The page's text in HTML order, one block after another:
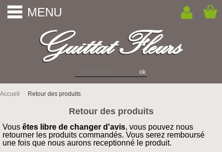
MENU
Accueil Retour des produits
Retour des produits
Vous êtes libre de changer d'avis, vous pouvez nous
retourner les produits commandés. Vous serez remboursé
une fois que nous aurons receptionné le produit.